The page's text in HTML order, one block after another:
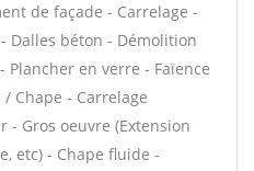
de façade - Carrelage -
Dalles béton - Démolition
en verre - Faïence
Chape - Carrelage
- Gros oeuvre (Extension
etc) - Chape fluide -